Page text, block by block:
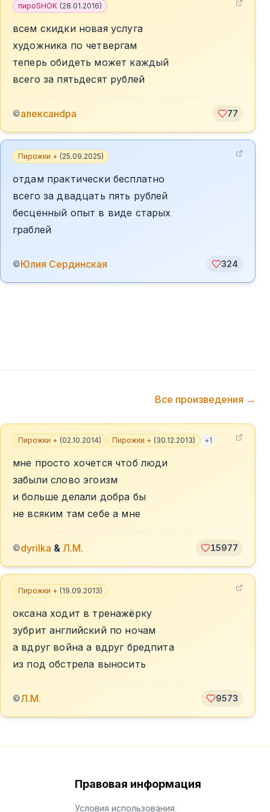
пироSHOK (28.01.2016)
всем скидки новая услуга
художника по четвергам
теперь обидеть может каждый
всего за пятьдесят рублей
©алексанdра 77
Пирожки + (25.09.2025)
отдам практически бесплатно
всего за двадцать пять рублей
бесценный опыт в виде старых
граблей
©Юлия Сердинская 324
Все произведения →
Пирожки + (02.10.2014) Пирожки + (30.12.2013) +1
мне просто хочется чтоб люди
забыли слово эгоизм
и больше делали добра бы
не всяким там себе а мне
©dyrilka & Л.М. 15977
Пирожки + (19.09.2013)
оксана ходит в тренажёрку
зубрит английский по ночам
а вдруг война а вдруг бредпита
из под обстрела выносить
©Л.М. 9573
Правовая информация
Условия использования